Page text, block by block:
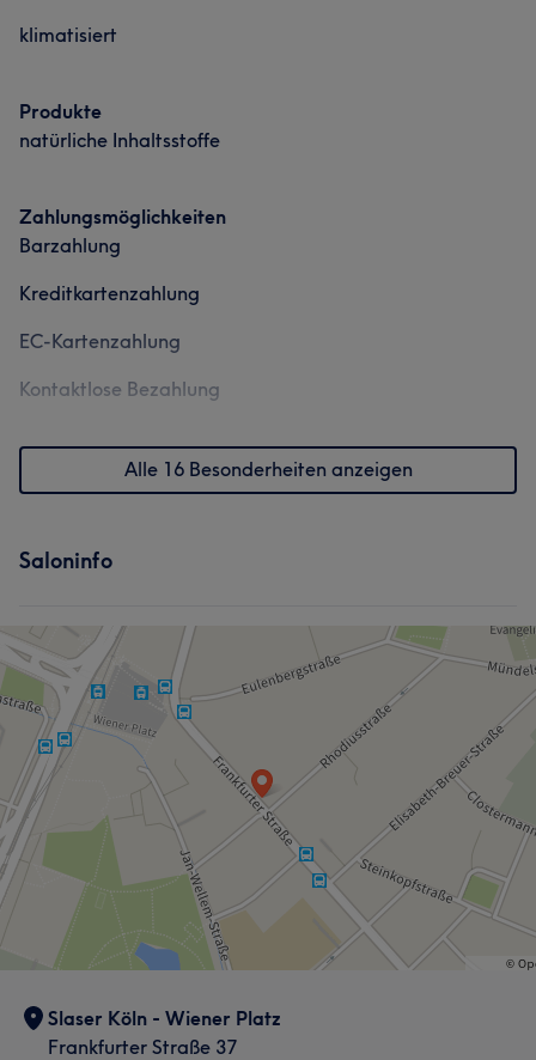
klimatisiert
Produkte
natürliche Inhaltsstoffe
Zahlungsmöglichkeiten
Barzahlung
Kreditkartenzahlung
EC-Kartenzahlung
Kontaktlose Bezahlung
Alle 16 Besonderheiten anzeigen
Saloninfo
Slaser Köln - Wiener Platz
Frankfurter Straße 37